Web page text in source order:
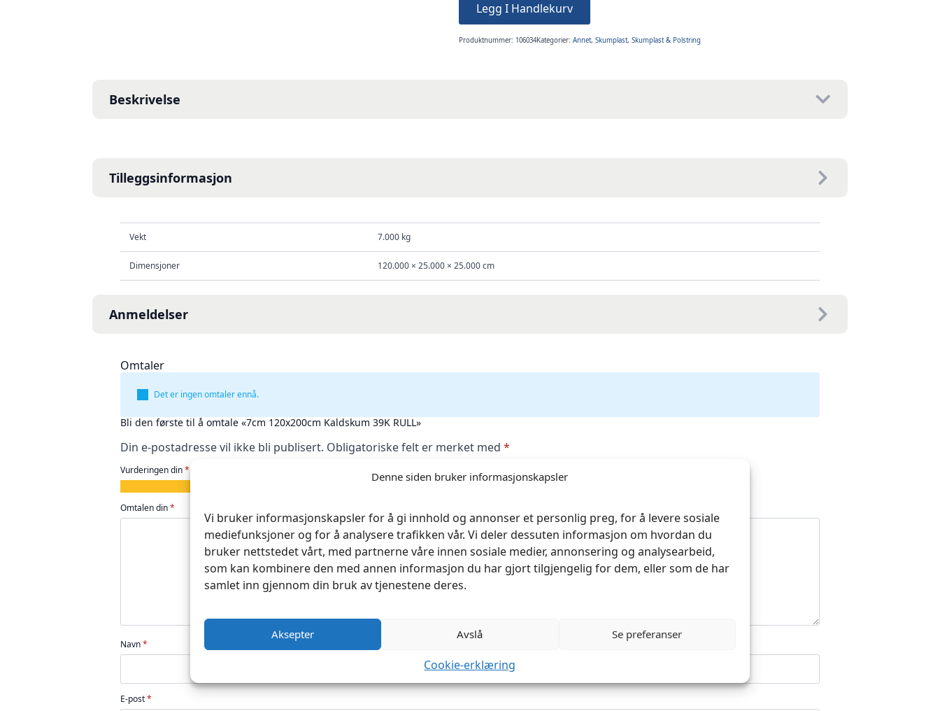
Denne siden bruker informasjonskapsler
Vi bruker informasjonskapsler for å gi innhold og annonser et personlig preg, for å levere sosiale
mediefunksjoner og for å analysere trafikken vår. Vi deler dessuten informasjon om hvordan du
bruker nettstedet vårt, med partnerne våre innen sosiale medier, annonsering og analysearbeid,
som kan kombinere den med annen informasjon du har gjort tilgjengelig for dem, eller som de har
samlet inn gjennom din bruk av tjenestene deres.
Aksepter Avslå Se preferanser
Cookie-erklæring
antallLegg I Handlekurv
Produktnummer: 106034Kategorier: Annet, Skumplast, Skumplast & Polstring
Beskrivelse
Tilleggsinformasjon
Vekt 7.000 kg
Dimensjoner 120.000 × 25.000 × 25.000 cm
Anmeldelser
Omtaler
Det er ingen omtaler ennå.
Bli den første til å omtale «7cm 120x200cm Kaldskum 39K RULL»
Din e-postadresse vil ikke bli publisert. Obligatoriske felt er merket med *
Vurderingen din*
av
5
av
5
av
5
av
5
stjerner
5
stjerner
Omtalen din*
Navn*
E-post*